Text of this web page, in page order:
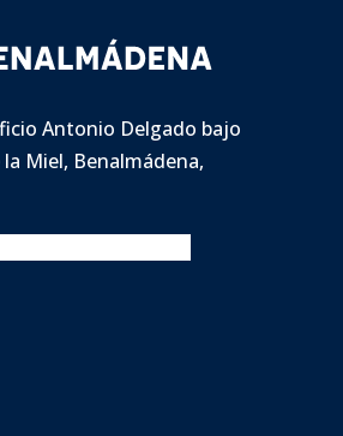
Antonio Delgado bajo
Miel, Benalmádena,